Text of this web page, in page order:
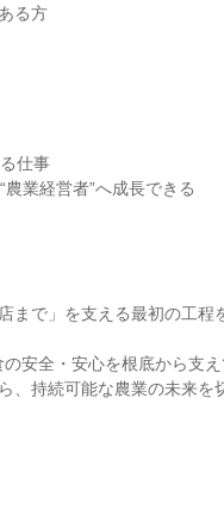
る方
仕事
業経営者”へ成長できる
まで」を支える最初の工程
安全・安心を根底から支え
、持続可能な農業の未来を